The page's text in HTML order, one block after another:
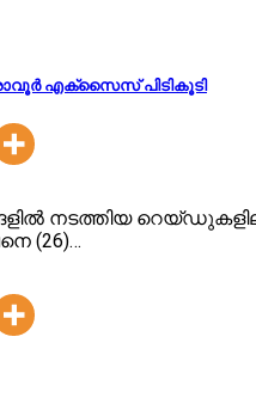
എക്സൈസ് പിടികൂടി
നടത്തിയ
(26)…